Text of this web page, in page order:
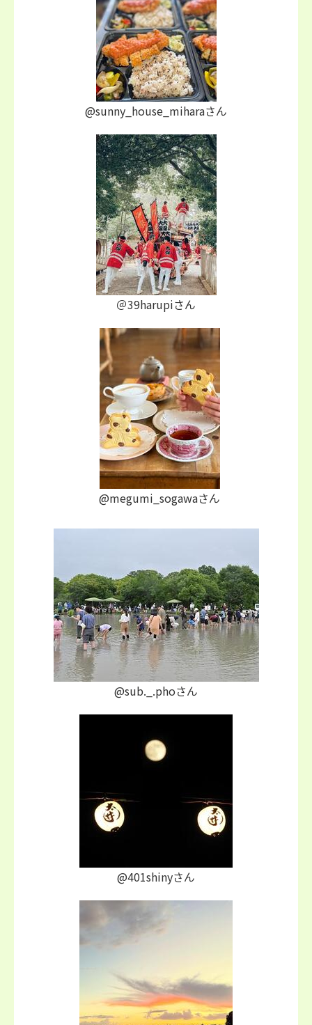
@sunny_house_miharaさん
＠39harupiさん
@megumi_sogawaさん
@sub._.phoさん
@401shinyさん